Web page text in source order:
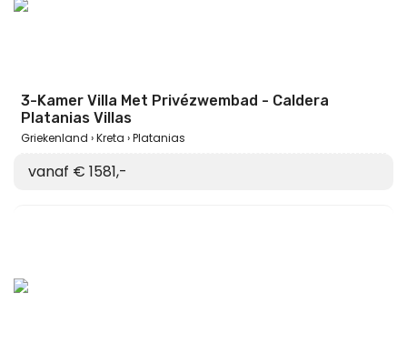
3-Kamer Villa Met Privézwembad - Caldera
Platanias Villas
Griekenland Kreta Platanias
vanaf € 1581,-